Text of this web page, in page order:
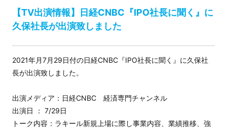
【TV出演情報】日経CNBC『IPO社長に聞く』に
久保社長が出演致しました
2021年月7月29日付の日経CNBC『IPO社長に聞く』に久保社
長が出演致しました。
出演メディア：日経CNBC 経済専門チャンネル
出演日 ： 7/29日
トーク内容：ラキール新規上場に際し事業内容、業績推移、強